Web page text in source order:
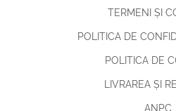
TERMENI ŞI
POLITICA DE
POLITICA DE
LIVRAREA ŞI
ANPC